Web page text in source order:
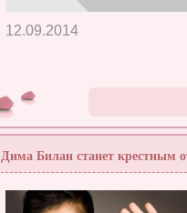
12.09.2014
Дима Билан станет крестным